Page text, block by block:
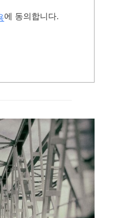
에 동의합니다.